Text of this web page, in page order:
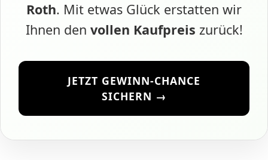
Roth. Mit etwas Glück erstatten wir
Ihnen den vollen Kaufpreis zurück!
JETZT GEWINN-CHANCE
SICHERN →